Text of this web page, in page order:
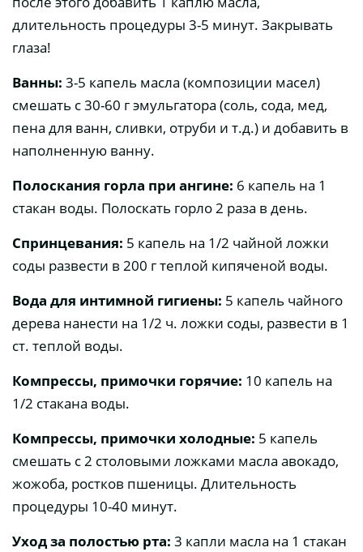
длительность процедуры 3-5 минут. Закрывать
глаза!
Ванны: 3-5 капель масла (композиции масел)
смешать с 30-60 г эмульгатора (соль, сода, мед,
пена для ванн, сливки, отруби и т.д.) и добавить в
наполненную ванну.
Полоскания горла при ангине: 6 капель на 1
стакан воды. Полоскать горло 2 раза в день.
Спринцевания: 5 капель на 1/2 чайной ложки
соды развести в 200 г теплой кипяченой воды.
Вода для интимной гигиены: 5 капель чайного
дерева нанести на 1/2 ч. ложки соды, развести в 1
ст. теплой воды.
Компрессы, примочки горячие: 10 капель на
1/2 стакана воды.
Компрессы, примочки холодные: 5 капель
смешать с 2 столовыми ложками масла авокадо,
жожоба, ростков пшеницы. Длительность
процедуры 10-40 минут.
Уход за полостью рта: 3 капли масла на 1 стакан